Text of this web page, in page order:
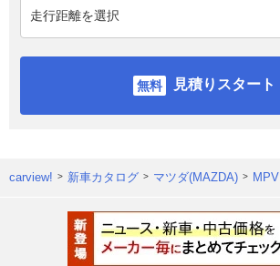
見積りスタート
carview! 新車カタログ マツダ(MAZDA) MPV